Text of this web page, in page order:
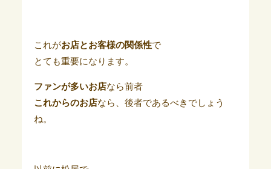
これがお店とお客様の関係性で
とても重要になります。
ファンが多いお店なら前者
これからのお店なら、後者であるべきでしょう
ね。